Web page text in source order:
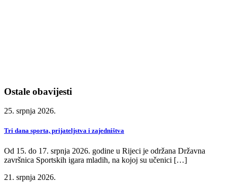
Ostale obavijesti
25. srpnja 2026.
Tri dana sporta, prijateljstva i zajedništva
Od 15. do 17. srpnja 2026. godine u Rijeci je održana Državna
završnica Sportskih igara mladih, na kojoj su učenici […]
21. srpnja 2026.